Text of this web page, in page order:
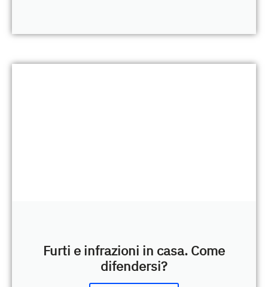
Furti e infrazioni in casa. Come
difendersi?